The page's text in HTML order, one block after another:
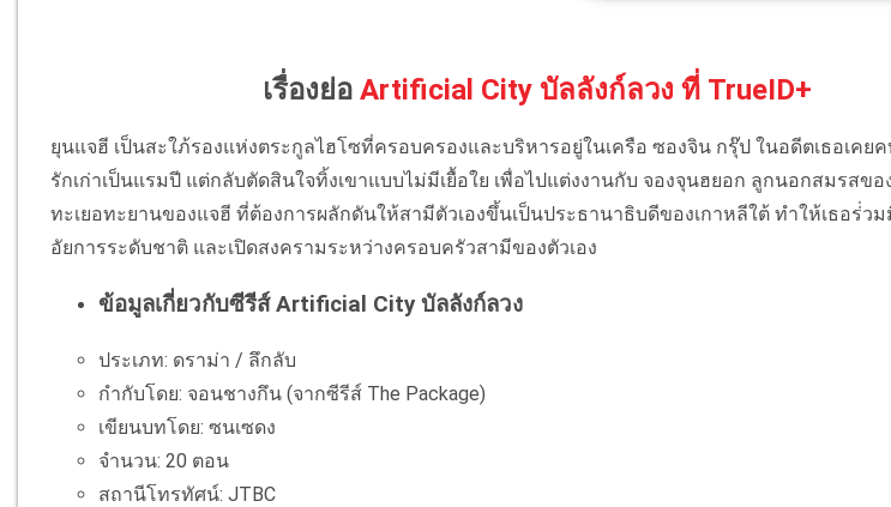
เรื่องย่อ Artificial City บัลลังก์ลวง ที่ TrueID+
ยุนแจฮี เป็นสะใภ้รองแห่งตระกูลไฮโซที่ครอบครองและบริหารอยู่ในเครือ ซองจิน กรุ๊ป ในอดีตเธอเคย
รักเก่าเป็นแรมปี แต่กลับตัดสินใจทิ้งเขาแบบไม่มีเยื้อใย เพื่อไปแต่งงานกับ จองจุนฮยอก ลูกนอกสมรสขอ
ทะเยอทะยานของแจฮี ที่ต้องการผลักดันให้สามีตัวเองขึ้นเป็นประธานาธิบดีของเกาหลีใต้ ทำให้เธอร่่ว
อัยการระดับชาติ และเปิดสงครามระหว่างครอบครัวสามีของตัวเอง
ข้อมูลเกี่ยวกับซีรีส์ Artificial City บัลลังก์ลวง
ประเภท: ดราม่า / ลึกลับ
กำกับโดย: จอนชางกึน (จากซีรีส์ The Package)
เขียนบทโดย: ซนเซดง
จำนวน: 20 ตอน
สถานีโทรทัศน์: JTBC